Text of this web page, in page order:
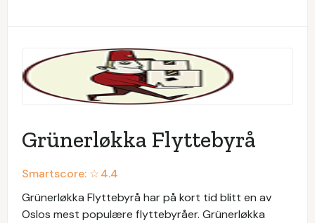
Grünerløkka Flyttebyrå
Smartscore: ☆4.4
Grünerløkka Flyttebyrå har på kort tid blitt en av
Oslos mest populære flyttebyråer. Grünerløkka